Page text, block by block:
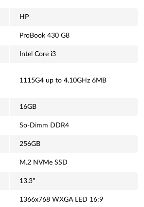
HP
ProBook 430 G8
Intel Core i3
1115G4 up to 4.10GHz 6MB
16GB
So-Dimm DDR4
256GB
M.2 NVMe SSD
13.3"
1366x768 WXGA LED 16:9